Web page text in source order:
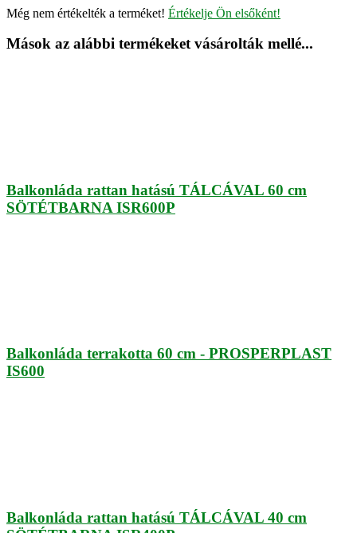
Még nem értékelték a terméket! Értékelje Ön elsőként!
Mások az alábbi termékeket vásárolták mellé...
Balkonláda rattan hatású TÁLCÁVAL 60 cm
SÖTÉTBARNA ISR600P
Balkonláda terrakotta 60 cm - PROSPERPLAST
IS600
Balkonláda rattan hatású TÁLCÁVAL 40 cm